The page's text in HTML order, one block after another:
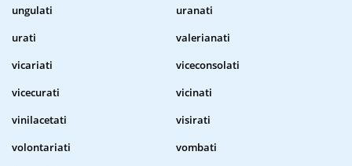
ungulati
uranati
urati
valerianati
vicariati
viceconsolati
vicecurati
vicinati
vinilacetati
visirati
volontariati
vombati